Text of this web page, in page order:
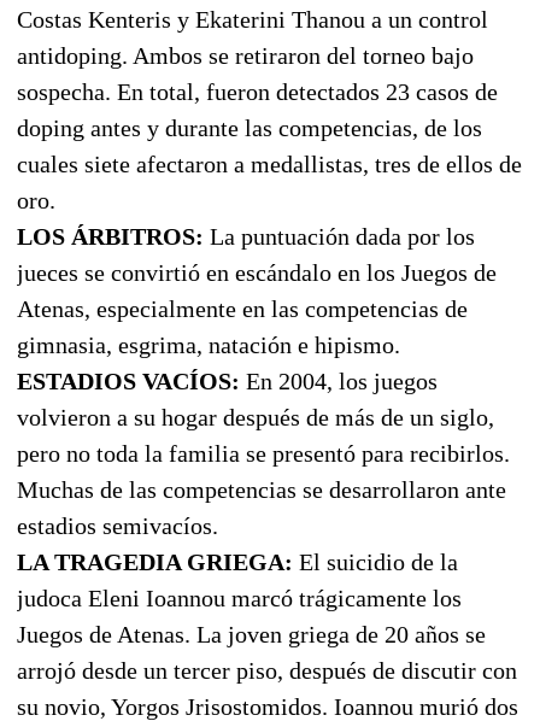
Costas Kenteris y Ekaterini Thanou a un control
antidoping. Ambos se retiraron del torneo bajo
sospecha. En total, fueron detectados 23 casos de
doping antes y durante las competencias, de los
cuales siete afectaron a medallistas, tres de ellos de
oro.
LOS ÁRBITROS: La puntuación dada por los
jueces se convirtió en escándalo en los Juegos de
Atenas, especialmente en las competencias de
gimnasia, esgrima, natación e hipismo.
ESTADIOS VACÍOS: En 2004, los juegos
volvieron a su hogar después de más de un siglo,
pero no toda la familia se presentó para recibirlos.
Muchas de las competencias se desarrollaron ante
estadios semivacíos.
LA TRAGEDIA GRIEGA: El suicidio de la
judoca Eleni Ioannou marcó trágicamente los
Juegos de Atenas. La joven griega de 20 años se
arrojó desde un tercer piso, después de discutir con
su novio, Yorgos Jrisostomidos. Ioannou murió dos